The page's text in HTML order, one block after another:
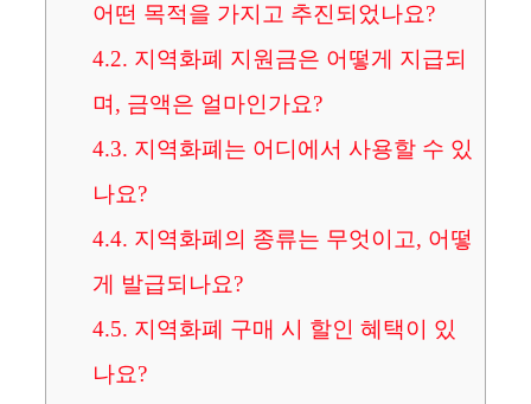
어떤 목적을 가지고 추진되었나요?
4.2. 지역화폐 지원금은 어떻게 지급되
며, 금액은 얼마인가요?
4.3. 지역화폐는 어디에서 사용할 수 있
나요?
4.4. 지역화폐의 종류는 무엇이고, 어떻
게 발급되나요?
4.5. 지역화폐 구매 시 할인 혜택이 있
나요?